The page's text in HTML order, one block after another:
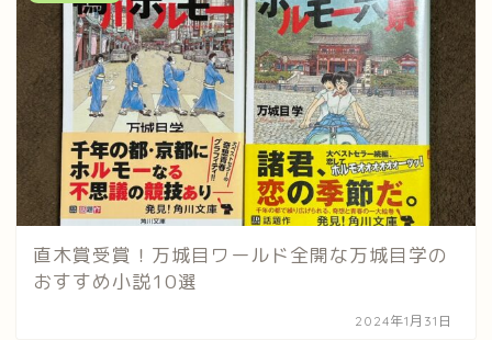
直木賞受賞！万城目ワールド全開な万城目学の
おすすめ小説10選
2024年1月31日